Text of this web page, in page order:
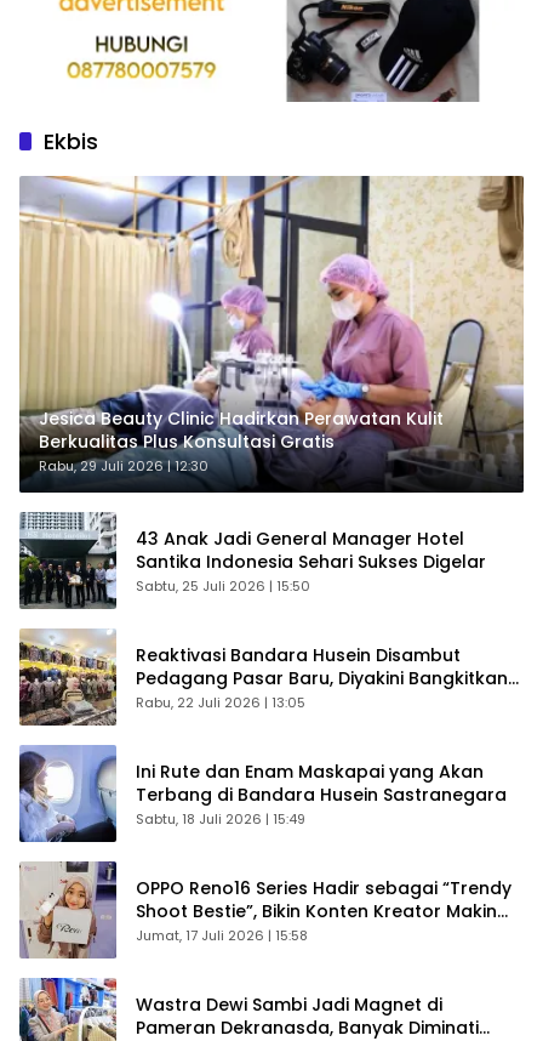
Ekbis
Jesica Beauty Clinic Hadirkan Perawatan Kulit
Berkualitas Plus Konsultasi Gratis
Rabu, 29 Juli 2026 | 12:30
43 Anak Jadi General Manager Hotel
Santika Indonesia Sehari Sukses Digelar
Sabtu, 25 Juli 2026 | 15:50
Reaktivasi Bandara Husein Disambut
Pedagang Pasar Baru, Diyakini Bangkitkan
Kembali Ekonomi Bandung
Rabu, 22 Juli 2026 | 13:05
Ini Rute dan Enam Maskapai yang Akan
Terbang di Bandara Husein Sastranegara
Sabtu, 18 Juli 2026 | 15:49
OPPO Reno16 Series Hadir sebagai “Trendy
Shoot Bestie”, Bikin Konten Kreator Makin
Betah
Jumat, 17 Juli 2026 | 15:58
Wastra Dewi Sambi Jadi Magnet di
Pameran Dekranasda, Banyak Diminati